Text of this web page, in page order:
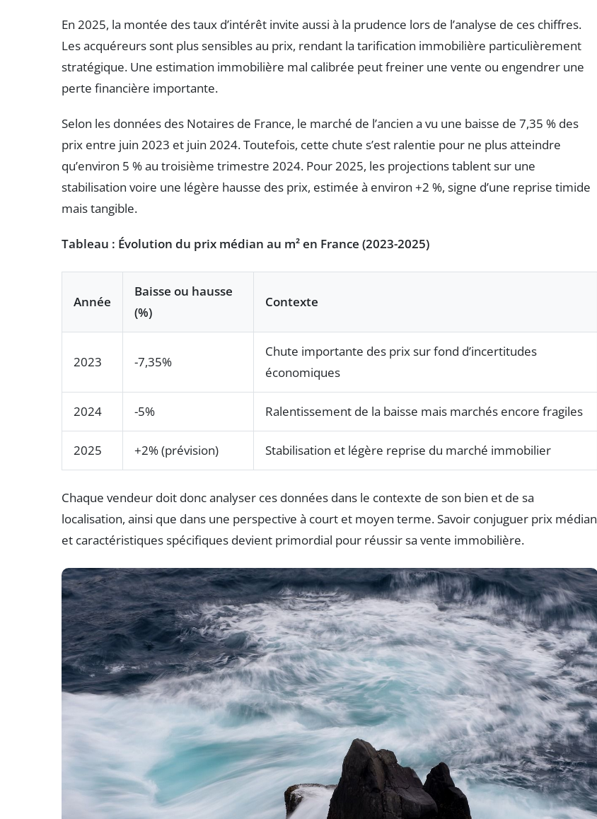
En 2025, la montée des taux d’intérêt invite aussi à la prudence lors de l’analyse de ces chiffres.
Les acquéreurs sont plus sensibles au prix, rendant la tarification immobilière particulièrement
stratégique. Une estimation immobilière mal calibrée peut freiner une vente ou engendrer une
perte financière importante.
Selon les données des Notaires de France, le marché de l’ancien a vu une baisse de 7,35 % des
prix entre juin 2023 et juin 2024. Toutefois, cette chute s’est ralentie pour ne plus atteindre
qu’environ 5 % au troisième trimestre 2024. Pour 2025, les projections tablent sur une
stabilisation voire une légère hausse des prix, estimée à environ +2 %, signe d’une reprise timide
mais tangible.
Tableau : Évolution du prix médian au m² en France (2023-2025)
Année
Baisse ou hausse
(%)
Contexte
2023 -7,35%
Chute importante des prix sur fond d’incertitudes
économiques
2024 -5% Ralentissement de la baisse mais marchés encore fragiles
2025 +2% (prévision) Stabilisation et légère reprise du marché immobilier
Chaque vendeur doit donc analyser ces données dans le contexte de son bien et de sa
localisation, ainsi que dans une perspective à court et moyen terme. Savoir conjuguer prix médian
et caractéristiques spécifiques devient primordial pour réussir sa vente immobilière.